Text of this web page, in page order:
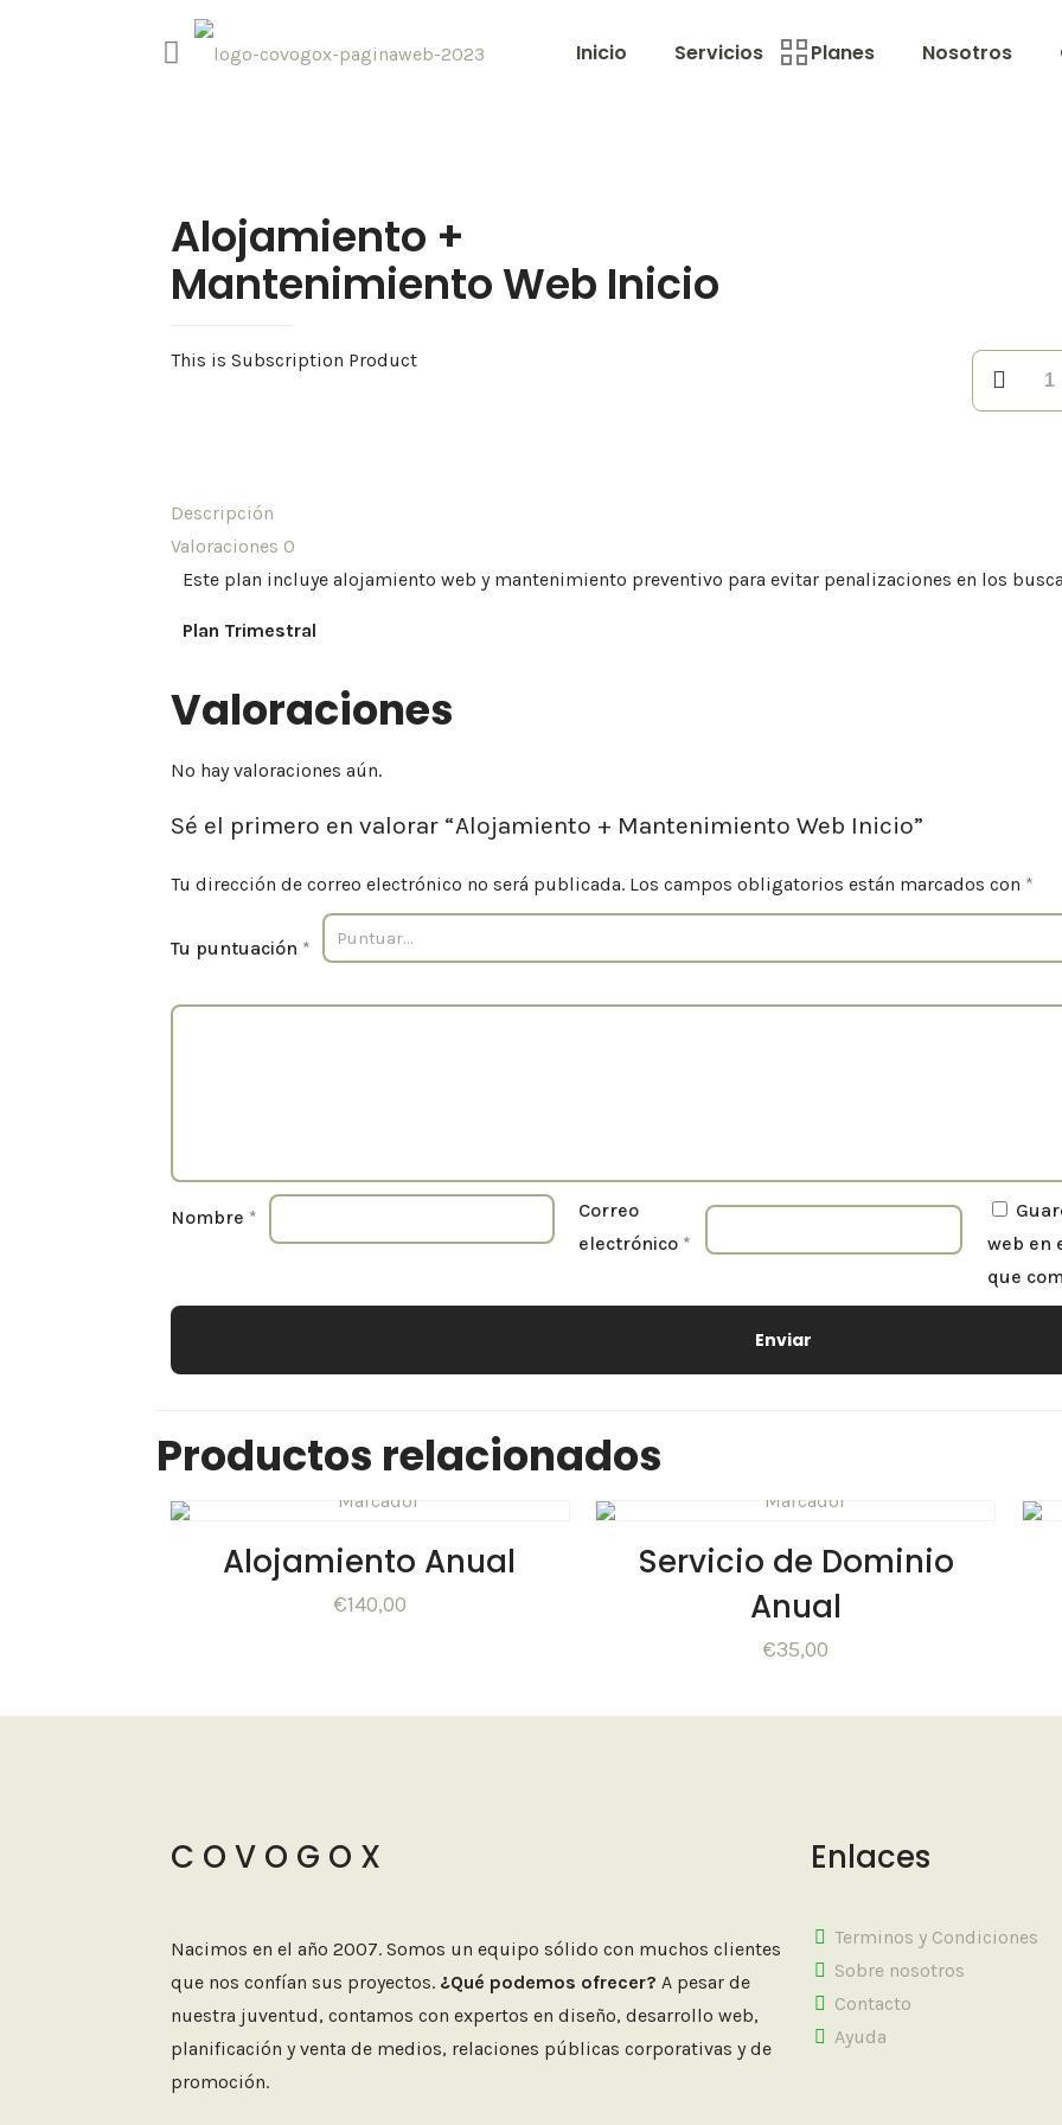
Inicio Servicios Planes Nosotros
Alojamiento +
Mantenimiento Web Inicio
This is Subscription Product
Descripción
Valoraciones 0
Este plan incluye alojamiento web y mantenimiento preventivo para evitar penalizaciones en los
Plan Trimestral
Valoraciones
No hay valoraciones aún.
Sé el primero en valorar “Alojamiento + Mantenimiento Web Inicio”
Tu dirección de correo electrónico no será publicada. Los campos obligatorios están marcados con *
Tu puntuación *
Nombre *
Correo
electrónico *
web en
que
Productos relacionados
Alojamiento Anual
€140,00
Servicio de Dominio
Anual
€35,00
C O V O G O X
Nacimos en el año 2007. Somos un equipo sólido con muchos clientes
que nos confían sus proyectos. ¿Qué podemos ofrecer? A pesar de
nuestra juventud, contamos con expertos en diseño, desarrollo web,
planificación y venta de medios, relaciones públicas corporativas y de
promoción.
Enlaces
Terminos y Condiciones
Sobre nosotros
Contacto
Ayuda